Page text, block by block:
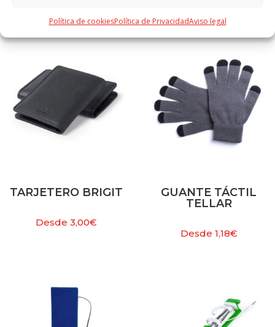
Política de cookiesPolítica de PrivacidadAviso legal
TARJETERO BRIGIT
Desde 3,00€
GUANTE TÁCTIL
TELLAR
Desde 1,18€